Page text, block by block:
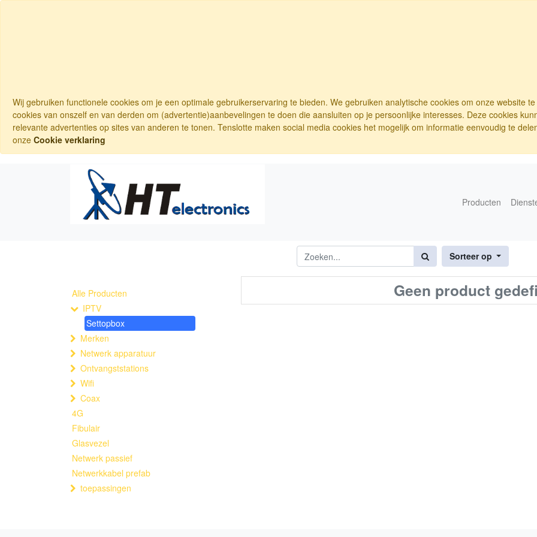
Wij gebruiken functionele cookies om je een optimale gebruikerservaring te bieden. We gebruiken analytische cookies om onze website
cookies van onszelf en van derden om (advertentie)aanbevelingen te doen die aansluiten op je persoonlijke interesses. Deze cookies
relevante advertenties op sites van anderen te tonen. Tenslotte maken social media cookies het mogelijk om informatie eenvoudig te
onze Cookie verklaring
Producten
Sorteer op
Alle Producten
IPTV
Settopbox
Merken
Netwerk apparatuur
Ontvangststations
Wifi
Coax
4G
Fibulair
Glasvezel
Netwerk passief
Netwerkkabel prefab
toepassingen
Geen product